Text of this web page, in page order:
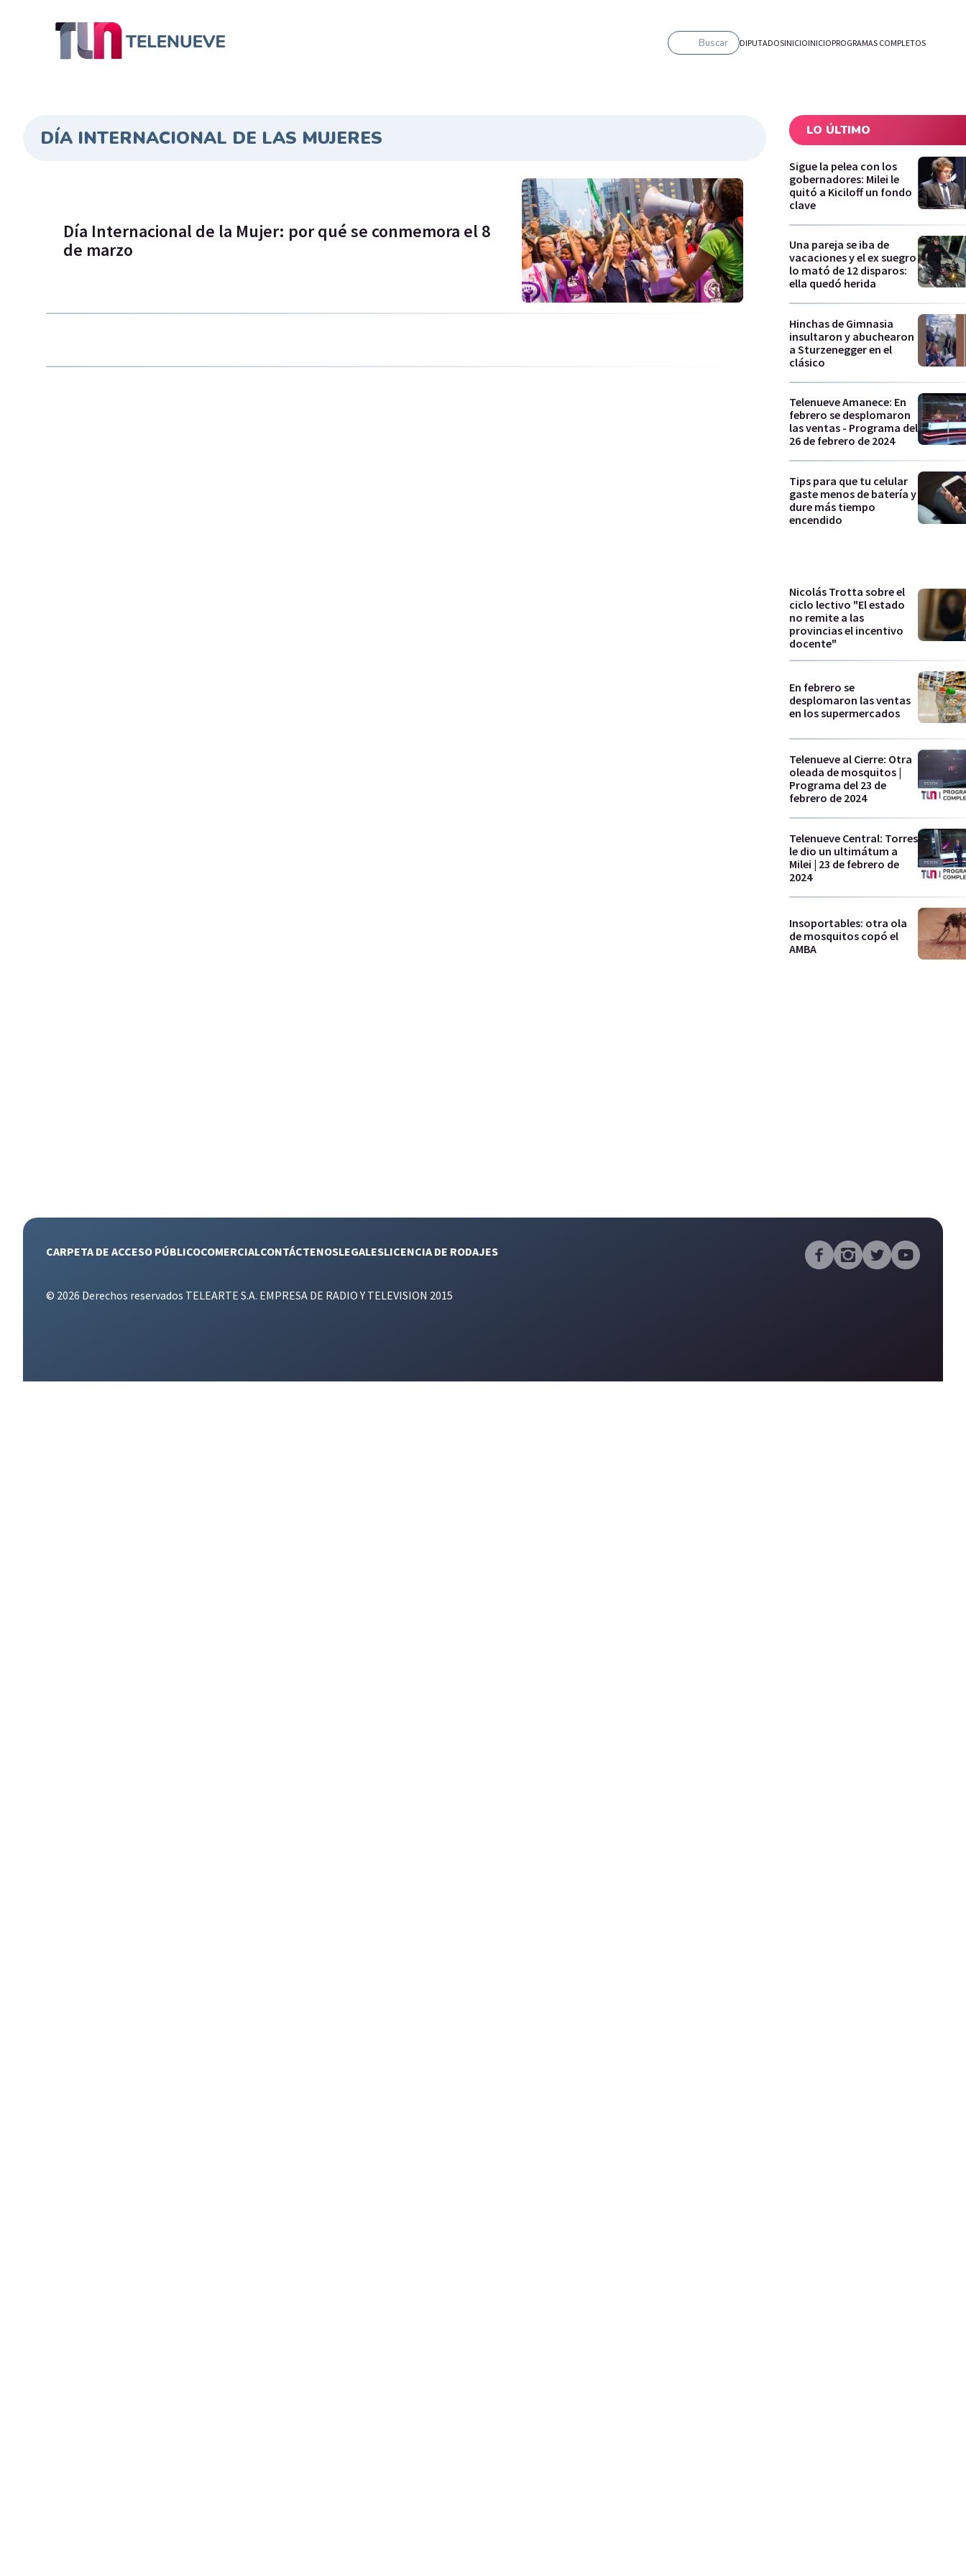
Buscar DIPUTADOSINICIOINICIOPROGRAMAS COMPLETOS
DÍA INTERNACIONAL DE LAS MUJERES
Día Internacional de la Mujer: por qué se conmemora el 8
de marzo
LO ÚLTIMO
Sigue la pelea con los
gobernadores: Milei le
quitó a Kiciloff un fondo
clave
Una pareja se iba de
vacaciones y el ex suegro
lo mató de 12 disparos:
ella quedó herida
Hinchas de Gimnasia
insultaron y abuchearon
a Sturzenegger en el
clásico
Telenueve Amanece: En
febrero se desplomaron
las ventas - Programa del
26 de febrero de 2024
Tips para que tu celular
gaste menos de batería y
dure más tiempo
encendido
Nicolás Trotta sobre el
ciclo lectivo "El estado
no remite a las
provincias el incentivo
docente"
En febrero se
desplomaron las ventas
en los supermercados
Telenueve al Cierre: Otra
oleada de mosquitos |
Programa del 23 de
febrero de 2024
Telenueve Central: Torres
le dio un ultimátum a
Milei | 23 de febrero de
2024
Insoportables: otra ola
de mosquitos copó el
AMBA
CARPETA DE ACCESO PÚBLICOCOMERCIALCONTÁCTENOSLEGALESLICENCIA DE RODAJES
© 2026 Derechos reservados TELEARTE S.A. EMPRESA DE RADIO Y TELEVISION 2015